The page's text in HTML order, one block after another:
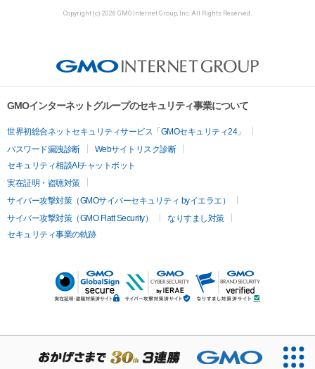
Copyright (c) 2026 GMO Internet Group, Inc. All Rights Reserved.
GMOインターネットグループのセキュリティ事業について
世界初総合ネットセキュリティサービス「GMOセキュリティ24」
パスワード漏洩診断
Webサイトリスク診断
セキュリティ相談AIチャットボット
実在証明・盗聴対策
サイバー攻撃対策（GMOサイバーセキュリティ byイエラエ）
サイバー攻撃対策（GMO Flatt Security）
なりすまし対策
セキュリティ事業の軌跡